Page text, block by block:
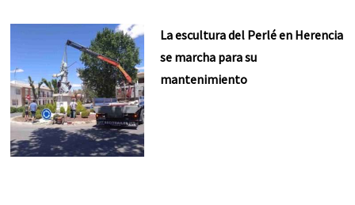
La escultura del Perlé en Herencia
se marcha para su
mantenimiento